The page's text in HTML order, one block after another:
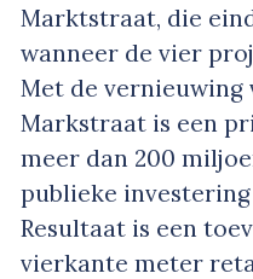
Marktstraat, die
wanneer de vier
Met de vernieuwing
Markstraat is een
meer dan 200
publieke
Resultaat is een
vierkante meter